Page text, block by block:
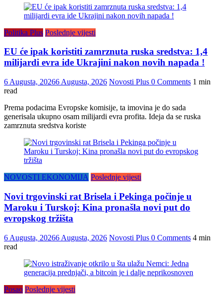
Politika Plus Poslednje vijesti
EU će ipak koristiti zamrznuta ruska sredstva: 1,4
milijardi evra ide Ukrajini nakon novih napada !
6 Augusta, 20266 Augusta, 2026 Novosti Plus 0 Comments 1 min
read
Prema podacima Evropske komisije, ta imovina je do sada
generisala ukupno osam milijardi evra profita. Ideja da se ruska
zamrznuta sredstva koriste
NOVOSTI EKONOMIJA Poslednje vijesti
Novi trgovinski rat Brisela i Pekinga počinje u
Maroku i Turskoj: Kina pronašla novi put do
evropskog tržišta
6 Augusta, 20266 Augusta, 2026 Novosti Plus 0 Comments 4 min
read
Posao Poslednje vijesti